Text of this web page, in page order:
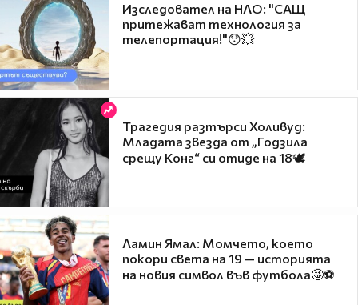
Изследовател на НЛО: "САЩ
притежават технология за
телепортация!"😯💥
Трагедия разтърси Холивуд:
Младата звезда от „Годзила
срещу Конг“ си отиде на 18🕊️
Ламин Ямал: Момчето, което
покори света на 19 — историята
на новия символ във футбола🤩⚽